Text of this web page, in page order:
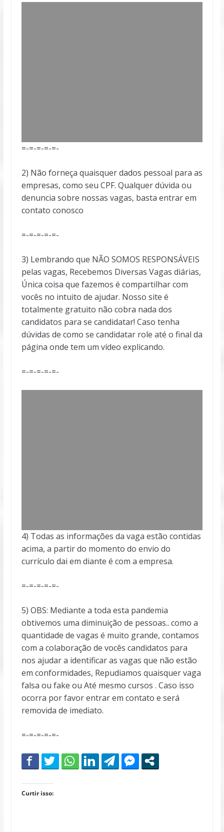
=-=-=-=-=-
2) Não forneça quaisquer dados pessoal para as
empresas, como seu CPF. Qualquer dúvida ou
denuncia sobre nossas vagas, basta entrar em
contato conosco
=-=-=-=-=-
3) Lembrando que NÃO SOMOS RESPONSÁVEIS
pelas vagas, Recebemos Diversas Vagas diárias,
Única coisa que fazemos é compartilhar com
vocês no intuito de ajudar. Nosso site é
totalmente gratuito não cobra nada dos
candidatos para se candidatar! Caso tenha
dúvidas de como se candidatar role até o final da
página onde tem um vídeo explicando.
=-=-=-=-=-
4) Todas as informações da vaga estão contidas
acima, a partir do momento do envio do
currículo dai em diante é com a empresa.
=-=-=-=-=-
5) OBS: Mediante a toda esta pandemia
obtivemos uma diminuição de pessoas.. como a
quantidade de vagas é muito grande, contamos
com a colaboração de vocês candidatos para
nos ajudar a identificar as vagas que não estão
em conformidades, Repudiamos quaisquer vaga
falsa ou fake ou Até mesmo cursos . Caso isso
ocorra por favor entrar em contato e será
removida de imediato.
=-=-=-=-=-
Curtir isso: